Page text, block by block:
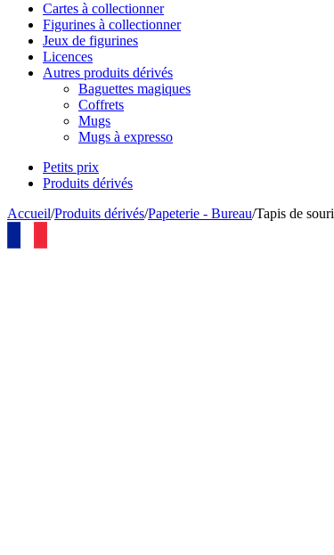
Cartes à collectionner
Figurines à collectionner
Jeux de figurines
Licences
Autres produits dérivés
Baguettes magiques
Coffrets
Mugs
Mugs à expresso
Petits prix
Produits dérivés
Accueil/Produits dérivés/Papeterie - Bureau/Tapis de